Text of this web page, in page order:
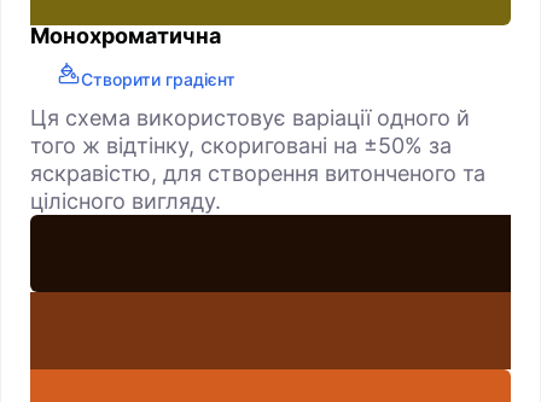
Монохроматична
Створити градієнт
Ця схема використовує варіації одного й
того ж відтінку, скориговані на ±50% за
яскравістю, для створення витонченого та
цілісного вигляду.